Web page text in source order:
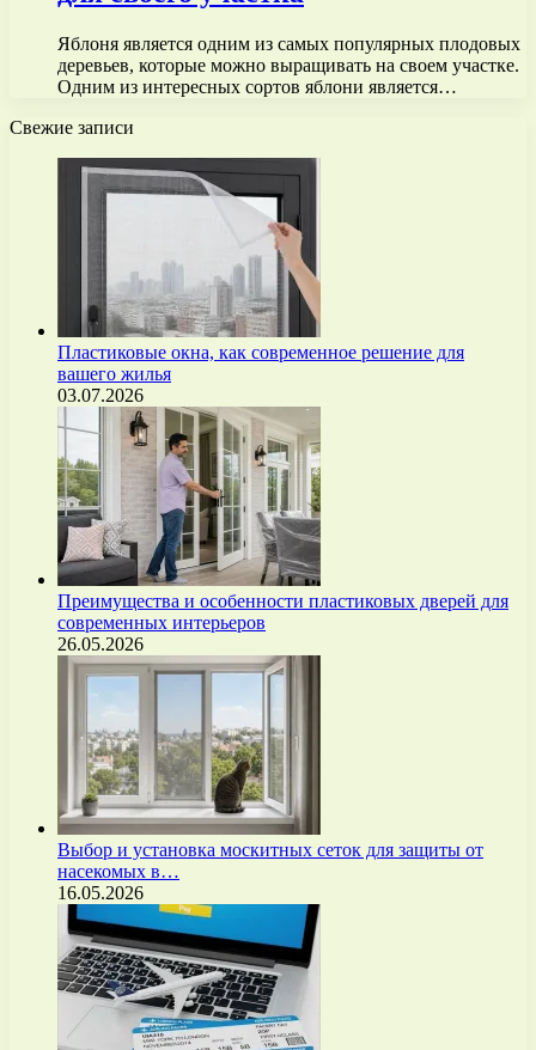
Яблоня является одним из самых популярных плодовых
деревьев, которые можно выращивать на своем участке.
Одним из интересных сортов яблони является…
Свежие записи
Пластиковые окна, как современное решение для
вашего жилья
03.07.2026
Преимущества и особенности пластиковых дверей для
современных интерьеров
26.05.2026
Выбор и установка москитных сеток для защиты от
насекомых в…
16.05.2026